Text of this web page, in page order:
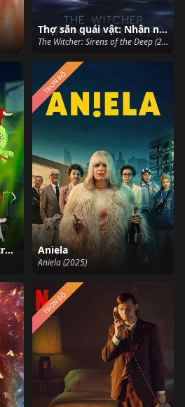
Thợ săn quái vật: Nhân ngư dưới biển sâu
The Witcher: Sirens of the Deep (2025)
Bogdan Boner: Người trừ quỷ (Phần 1) Aniela
Aniela (2025)
TRỌN BỘ
TRỌN BỘ